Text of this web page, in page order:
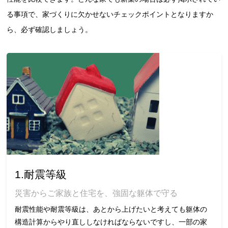
る事項で、家づくりに欠かせないチェックポイントとなりますか
ら、必ず確認しましょう。
1.耐震等級
災害からご家族と住宅を、強固な躯体で守る
耐震性能や耐震等級は、あとから上げたいと考えても躯体の
構造計算からやり直ししなければならないですし、一部の家